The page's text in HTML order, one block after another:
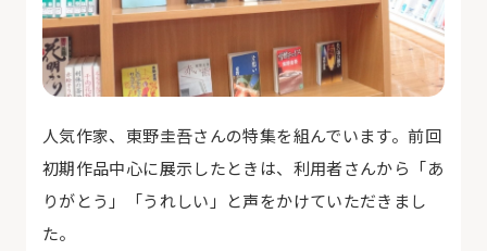
人気作家、東野圭吾さんの特集を組んでいます。前回
初期作品中心に展示したときは、利用者さんから「あ
りがとう」「うれしい」と声をかけていただきまし
た。